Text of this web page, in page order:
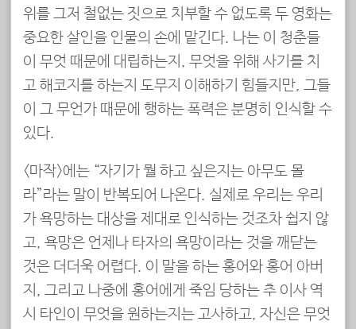
위를 그저 철없는 짓으로 치부할 수 없도록 두 영화는
중요한 살인을 인물의 손에 맡긴다. 나는 이 청춘들
이 무엇 때문에 대립하는지, 무엇을 위해 사기를 치
고 해코지를 하는지 도무지 이해하기 힘들지만, 그들
이 그 무언가 때문에 행하는 폭력은 분명히 인식할 수
있다.
<마작>에는 “자기가 뭘 하고 싶은지는 아무도 몰
라”라는 말이 반복되어 나온다. 실제로 우리는 우리
가 욕망하는 대상을 제대로 인식하는 것조차 쉽지 않
고, 욕망은 언제나 타자의 욕망이라는 것을 깨닫는
것은 더더욱 어렵다. 이 말을 하는 홍어와 홍어 아버
지, 그리고 나중에 홍어에게 죽임 당하는 추 이사 역
시 타인이 무엇을 원하는지는 고사하고, 자신은 무엇